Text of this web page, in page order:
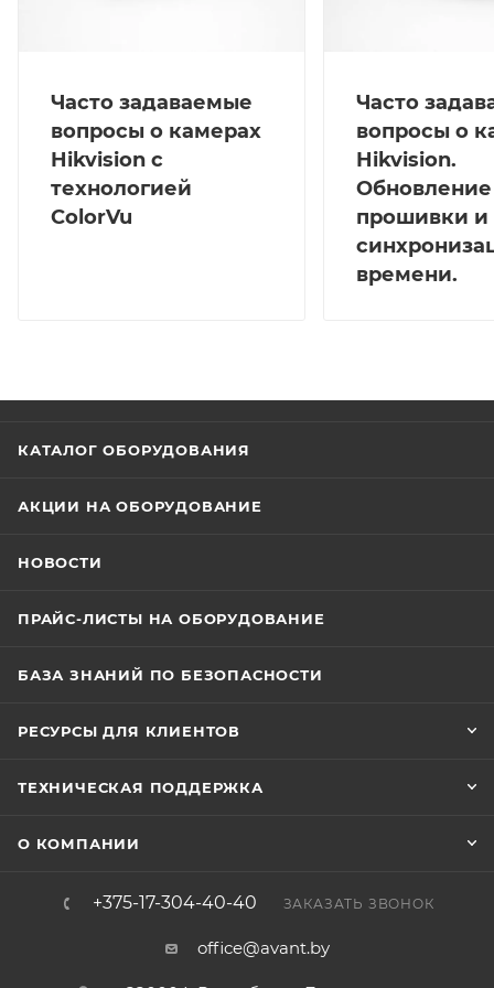
Часто задаваемые
вопросы о камерах
Hikvision с
технологией
ColorVu
Часто
вопросы о
Hikvision.
Обновление
прошивки и
времени.
КАТАЛОГ ОБОРУДОВАНИЯ
АКЦИИ НА ОБОРУДОВАНИЕ
НОВОСТИ
ПРАЙС-ЛИСТЫ НА ОБОРУДОВАНИЕ
БАЗА ЗНАНИЙ ПО БЕЗОПАСНОСТИ
РЕСУРСЫ ДЛЯ КЛИЕНТОВ
ТЕХНИЧЕСКАЯ ПОДДЕРЖКА
О КОМПАНИИ
+375-17-304-40-40 ЗАКАЗАТЬ ЗВОНОК
office@avant.by